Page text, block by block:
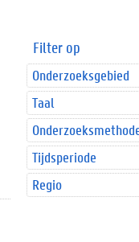
Filter op
Onderzoeksgebied
Taal
Tijdsperiode
Regio